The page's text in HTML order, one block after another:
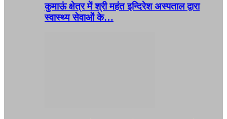
कुमाऊं क्षेत्र में श्री महंत इन्दिरेश अस्पताल द्वारा
स्वास्थ्य सेवाओं के…